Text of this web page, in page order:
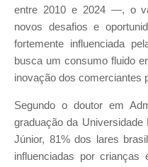
entre 2010 e 2024 —, o
novos desafios e
fortemente influenciada
busca um consumo fluido
inovação dos comerciantes
Segundo o doutor em
graduação da
Júnior, 81% dos lares
influenciadas por crianças